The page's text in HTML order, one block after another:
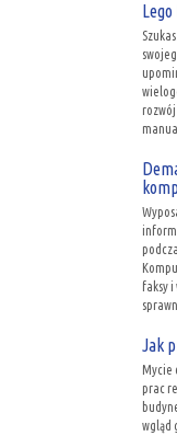
faksy
Jak
Mycie
prac
wgląd